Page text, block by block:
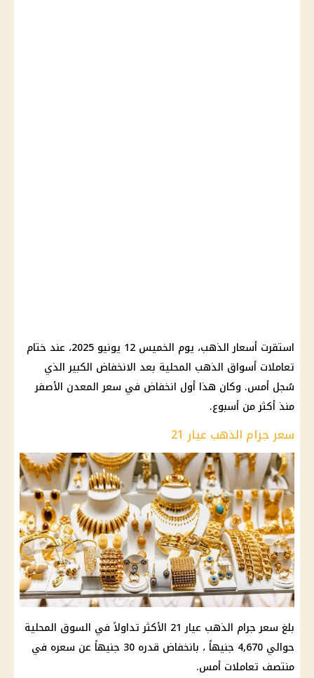
استقرت أسعار الذهب، يوم الخميس 12 يونيو 2025، عند ختام
تعاملات أسواق الذهب المحلية بعد الانخفاض الكبير الذي
سُجل أمس. وكان هذا أول انخفاض في سعر المعدن الأصفر
منذ أكثر من أسبوع.
سعر جرام الذهب عيار 21
بلغ سعر جرام الذهب عيار 21 الأكثر تداولاً في السوق المحلية
حوالي 4,670 جنيهاً ، بانخفاض قدره 30 جنيهاً عن سعره في
منتصف تعاملات أمس.